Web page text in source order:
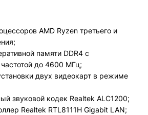
AMD Ryzen третьего и
памяти DDR4 с
до 4600 МГц;
двух видеокарт в режиме
звуковой кодек Realtek ALC1200;
Realtek RTL8111H Gigabit LAN;